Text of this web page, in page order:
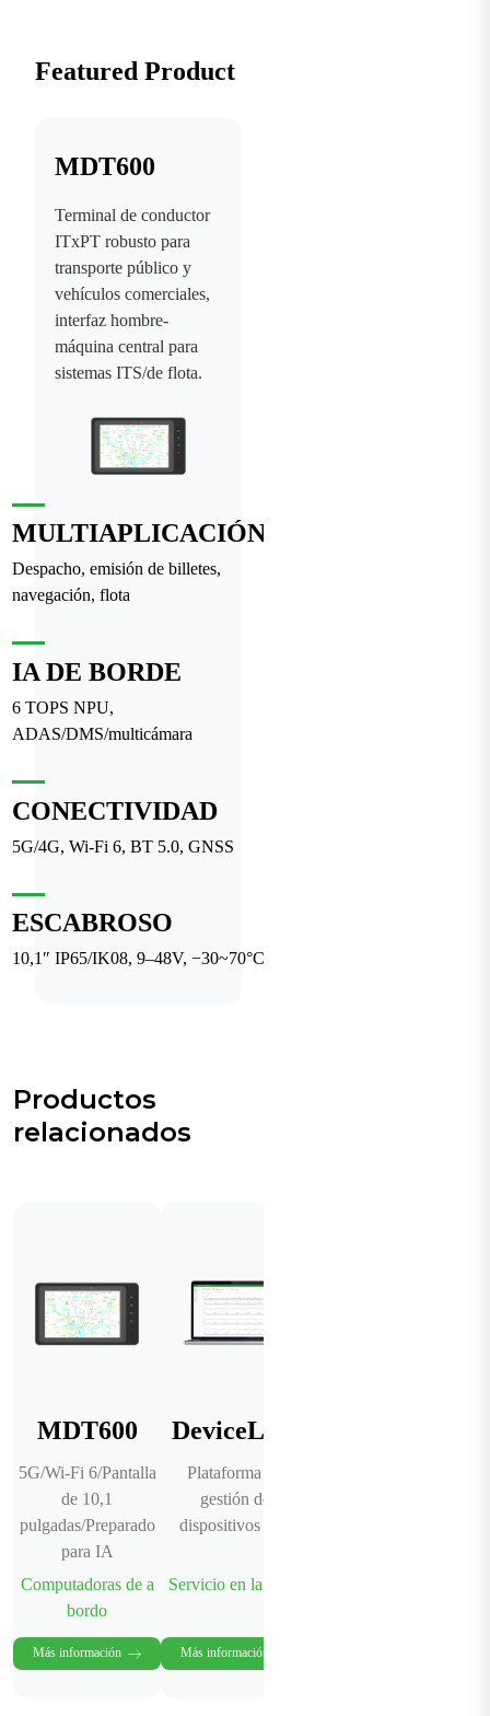
Featured Product
MDT600
Terminal de conductor
ITxPT robusto para
transporte público y
vehículos comerciales,
interfaz hombre-
máquina central para
sistemas ITS/de flota.
MULTIAPLICACIÓN
Despacho, emisión de billetes,
navegación, flota
IA DE BORDE
6 TOPS NPU,
ADAS/DMS/multicámara
CONECTIVIDAD
5G/4G, Wi-Fi 6, BT 5.0, GNSS
ESCABROSO
10,1″ IP65/IK08, 9–48V, −30~70°C
Productos
relacionados
MDT600
5G/Wi-Fi 6/Pantalla
de 10,1
pulgadas/Preparado
para IA
Computadoras de a
bordo
Más información
DeviceLive
Plataforma de
gestión de
dispositivos IoT
Servicio en la nube
Más información